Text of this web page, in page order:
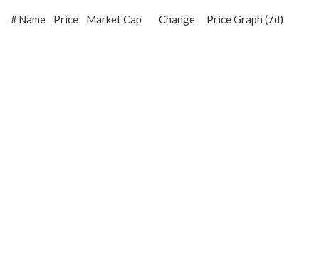
#Name Price Market Cap Change Price Graph (7d)